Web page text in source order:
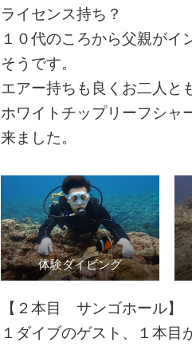
ライセンス持ち？
１０代のころから父親が
そうです。
エアー持ちも良くお二人と
ホワイトチップリーフシャ
来ました。
体験ダイビング
【２本目 サンゴホール】
１ダイブのゲスト、１本